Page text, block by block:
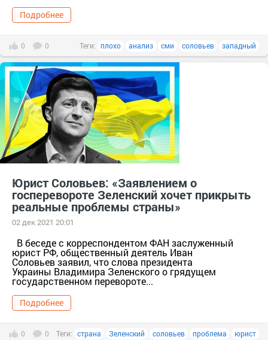
Подробнее
0 0 Теги: плохо анализ сми соловьев западный
Юрист Соловьев: «Заявлением о
госперевороте Зеленский хочет прикрыть
реальные проблемы страны»
02 дек 2021 20:01
В беседе с корреспондентом ФАН заслуженный
юрист РФ, общественный деятель Иван
Соловьев заявил, что слова президента
Украины Владимира Зеленского о грядущем
государственном перевороте...
Подробнее
0 0 Теги: страна Зеленский соловьев проблема юрист